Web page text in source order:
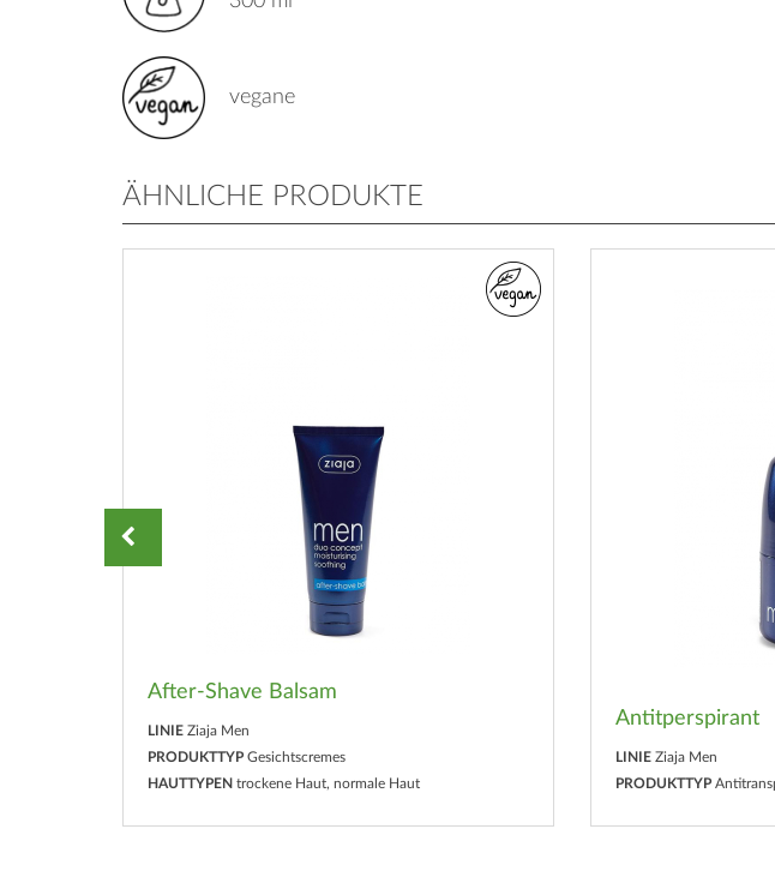
vegane
ÄHNLICHE PRODUKTE
After-Shave Balsam
LINIE Ziaja Men
PRODUKTTYP Gesichtscremes
HAUTTYPEN trockene Haut, normale Haut
Antitperspirant
LINIE Ziaja Men
PRODUKTTYP